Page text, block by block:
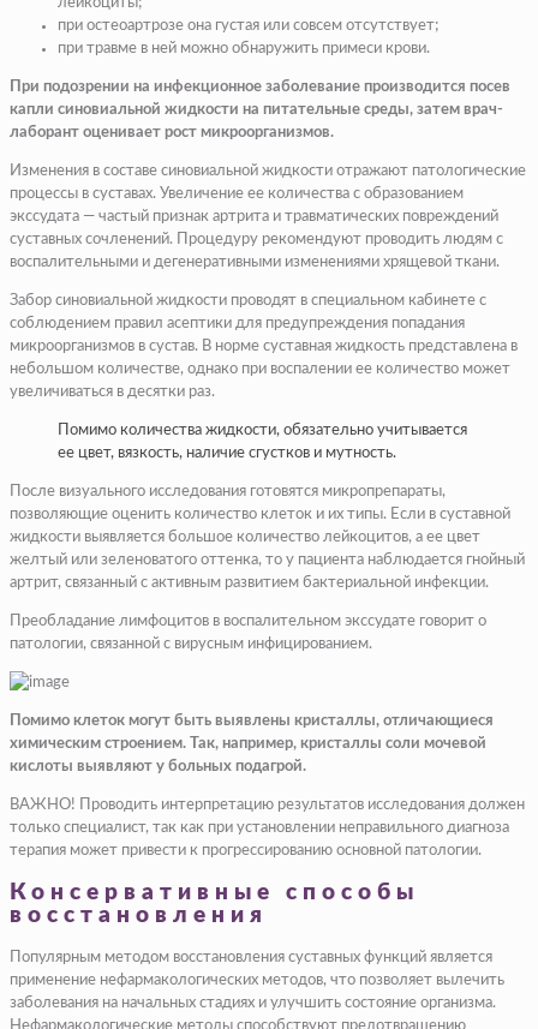
при остеоартрозе она густая или совсем отсутствует;
при травме в ней можно обнаружить примеси крови.
При подозрении на инфекционное заболевание производится посев
капли синовиальной жидкости на питательные среды, затем врач-
лаборант оценивает рост микроорганизмов.
Изменения в составе синовиальной жидкости отражают патологические
процессы в суставах. Увеличение ее количества с образованием
экссудата — частый признак артрита и травматических повреждений
суставных сочленений. Процедуру рекомендуют проводить людям с
воспалительными и дегенеративными изменениями хрящевой ткани.
Забор синовиальной жидкости проводят в специальном кабинете с
соблюдением правил асептики для предупреждения попадания
микроорганизмов в сустав. В норме суставная жидкость представлена в
небольшом количестве, однако при воспалении ее количество может
увеличиваться в десятки раз.
Помимо количества жидкости, обязательно учитывается
ее цвет, вязкость, наличие сгустков и мутность.
После визуального исследования готовятся микропрепараты,
позволяющие оценить количество клеток и их типы. Если в суставной
жидкости выявляется большое количество лейкоцитов, а ее цвет
желтый или зеленоватого оттенка, то у пациента наблюдается гнойный
артрит, связанный с активным развитием бактериальной инфекции.
Преобладание лимфоцитов в воспалительном экссудате говорит о
патологии, связанной с вирусным инфицированием.
Помимо клеток могут быть выявлены кристаллы, отличающиеся
химическим строением. Так, например, кристаллы соли мочевой
кислоты выявляют у больных подагрой.
ВАЖНО! Проводить интерпретацию результатов исследования должен
только специалист, так как при установлении неправильного диагноза
терапия может привести к прогрессированию основной патологии.
Консервативные способы
восстановления
Популярным методом восстановления суставных функций является
применение нефармакологических методов, что позволяет вылечить
заболевания на начальных стадиях и улучшить состояние организма.
Нефармакологические методы способствуют предотвращению